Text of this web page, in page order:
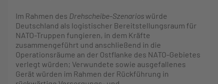
Im Rahmen des Drehscheibe-Szenarios würde
Deutschland als logistischer Bereitstellungsraum für
NATO-Truppen fungieren, in dem Kräfte
zusammengeführt und anschließend in die
Operationsräume an der Ostflanke des NATO-Gebietes
verlegt würden; Verwundete sowie ausgefallenes
Gerät würden im Rahmen der Rückführung in